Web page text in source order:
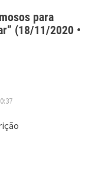
para
(18/11/2020 •